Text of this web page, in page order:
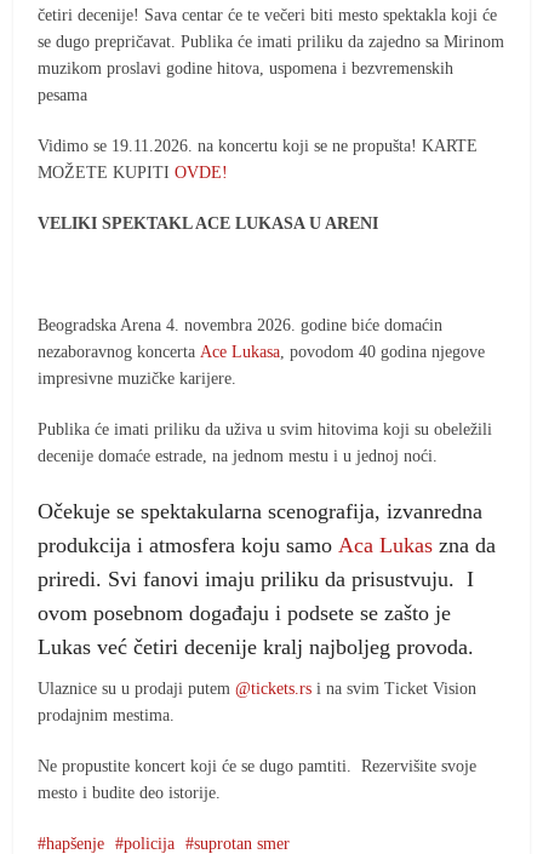
četiri decenije! Sava centar će te večeri biti mesto spektakla koji će
se dugo prepričavat. Publika će imati priliku da zajedno sa Mirinom
muzikom proslavi godine hitova, uspomena i bezvremenskih
pesama
Vidimo se 19.11.2026. na koncertu koji se ne propušta! KARTE
MOŽETE KUPITIOVDE!
VELIKI SPEKTAKL ACE LUKASA U ARENI
Beogradska Arena 4. novembra 2026. godine biće domaćin
nezaboravnog koncerta Ace Lukasa, povodom 40 godina njegove
impresivne muzičke karijere.
Publika će imati priliku da uživa u svim hitovima koji su obeležili
decenije domaće estrade, na jednom mestu i u jednoj noći.
Očekuje se spektakularna scenografija, izvanredna
produkcija i atmosfera koju samoAca Lukas zna da
priredi. Svi fanovi imaju priliku da prisustvuju. I
ovom posebnom događaju i podsete se zašto je
Lukas već četiri decenije kralj najboljeg provoda.
Ulaznice su u prodaji putem@tickets.rs i na svim Ticket Vision
prodajnim mestima.
Ne propustite koncert koji će se dugo pamtiti. Rezervišite svoje
mesto i budite deo istorije.
hapšenje policija suprotan smer